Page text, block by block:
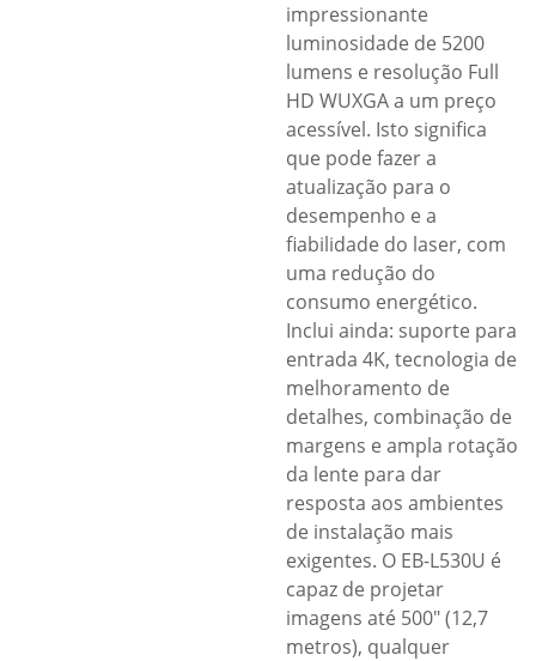
impressionante
luminosidade de 5200
lumens e resolução Full
HD WUXGA a um preço
acessível. Isto significa
que pode fazer a
atualização para o
desempenho e a
fiabilidade do laser, com
uma redução do
consumo energético.
Inclui ainda: suporte para
entrada 4K, tecnologia de
melhoramento de
detalhes, combinação de
margens e ampla rotação
da lente para dar
resposta aos ambientes
de instalação mais
exigentes. O EB-L530U é
capaz de projetar
imagens até 500″ (12,7
metros), qualquer